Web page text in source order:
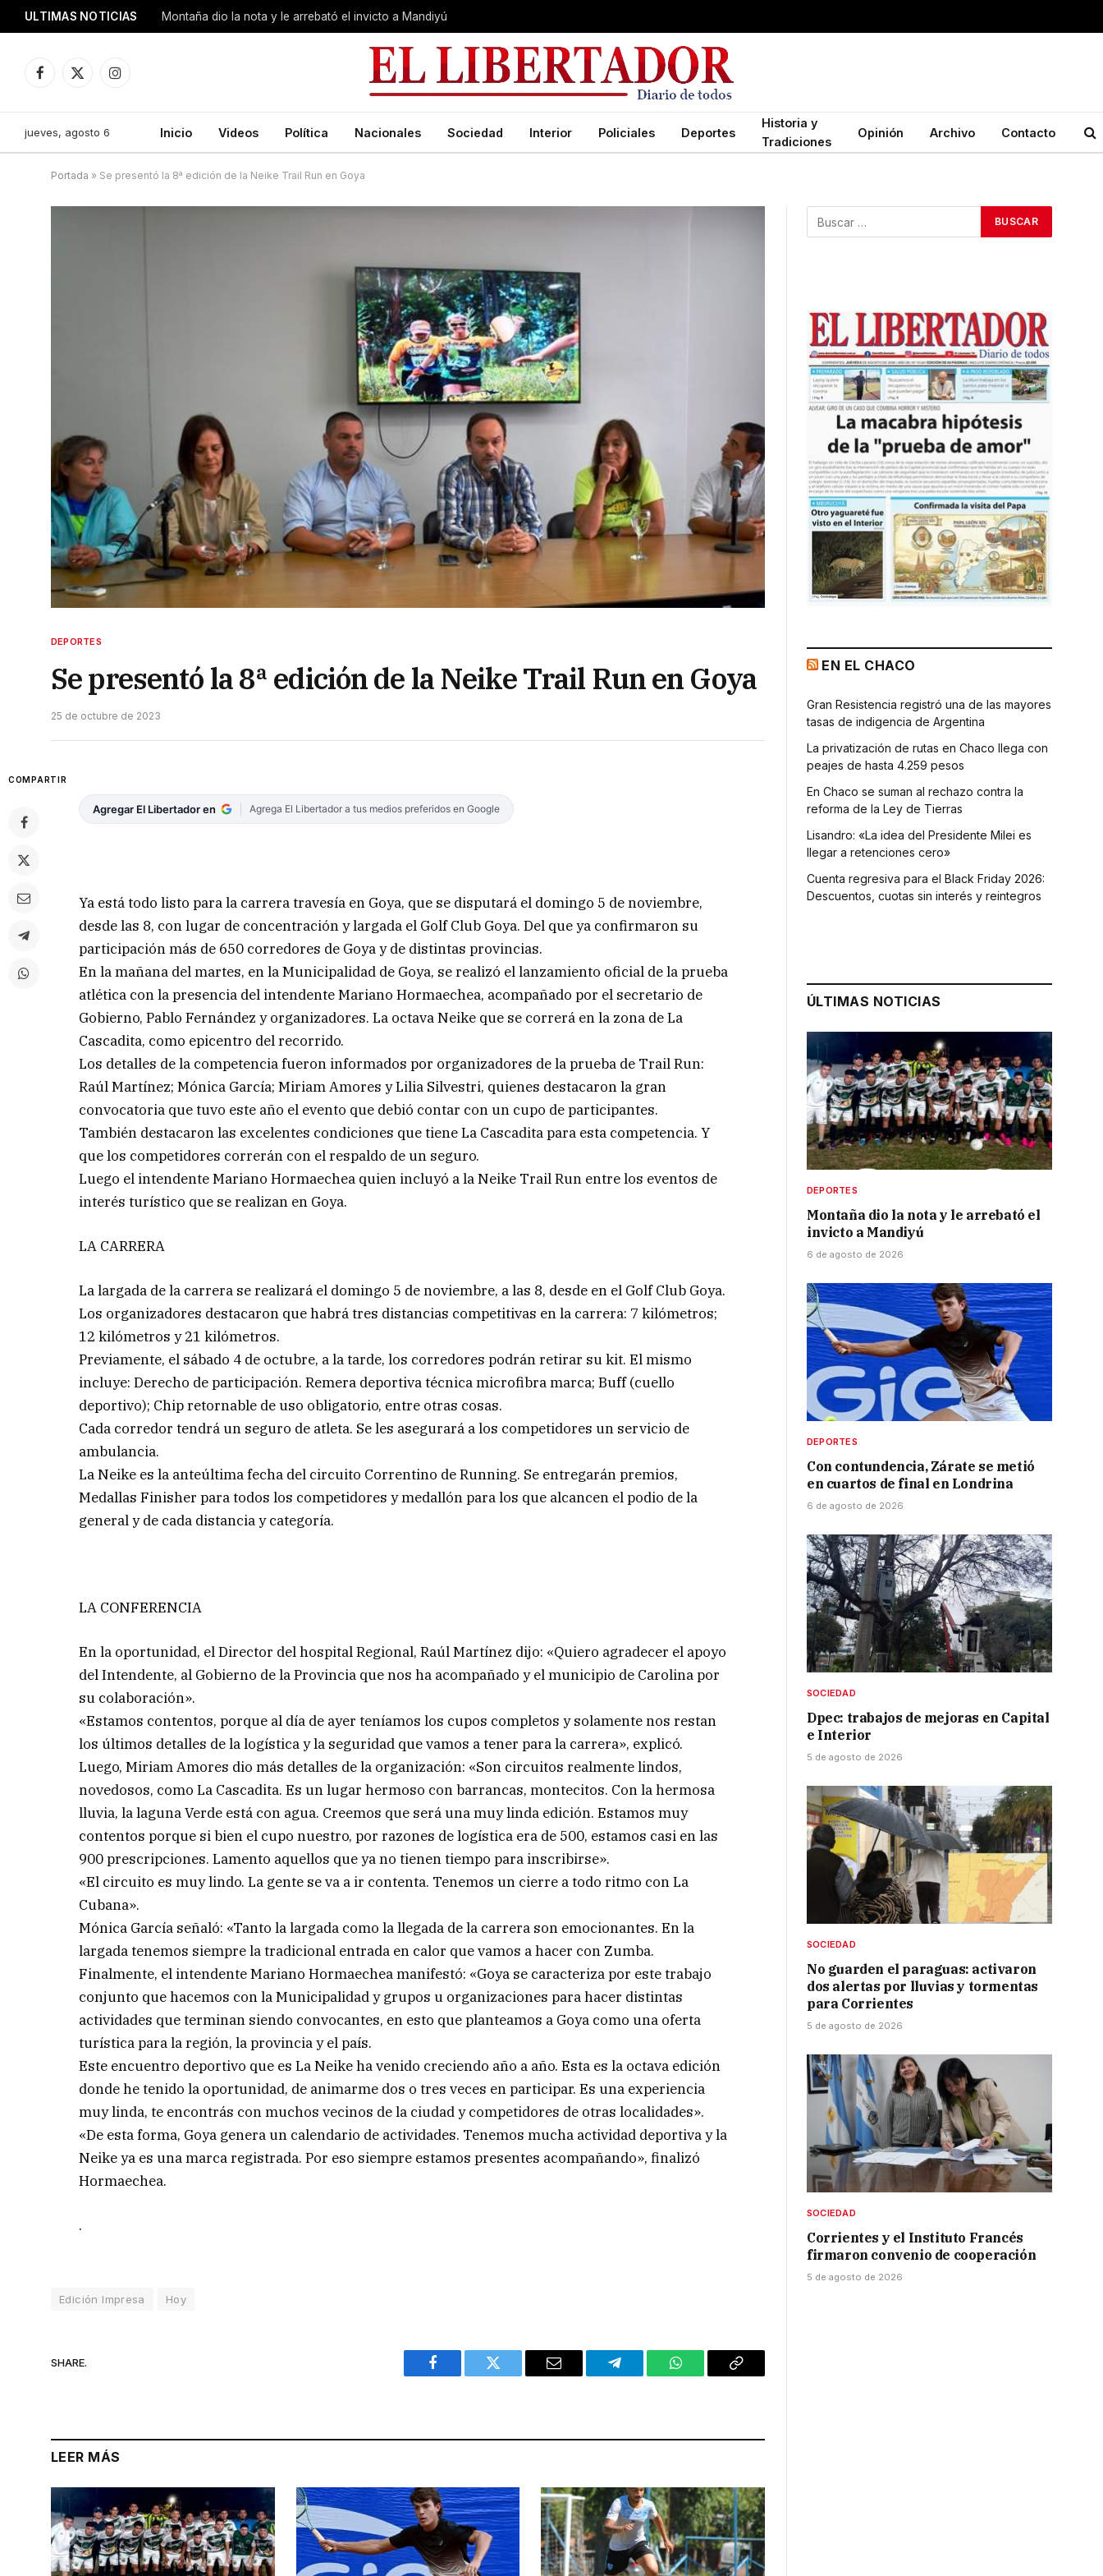
ULTIMAS NOTICIAS Montaña dio la nota y le arrebató el invicto a Mandiyú
Facebook
X
Instagram
jueves, agosto 6 Inicio Videos Política Nacionales Sociedad Interior Policiales Deportes
Historia y
Tradiciones
Opinión Archivo Contacto
Portada » Se presentó la 8ª edición de la Neike Trail Run en Goya
DEPORTES
Se presentó la 8ª edición de la Neike Trail Run en Goya
25 de octubre de 2023
COMPARTIR
Agregar El Libertador en Agrega El Libertador a tus medios preferidos en Google
Ya está todo listo para la carrera travesía en Goya, que se disputará el domingo 5 de noviembre,
desde las 8, con lugar de concentración y largada el Golf Club Goya. Del que ya confirmaron su
participación más de 650 corredores de Goya y de distintas provincias.
En la mañana del martes, en la Municipalidad de Goya, se realizó el lanzamiento oficial de la prueba
atlética con la presencia del intendente Mariano Hormaechea, acompañado por el secretario de
Gobierno, Pablo Fernández y organizadores. La octava Neike que se correrá en la zona de La
Cascadita, como epicentro del recorrido.
Los detalles de la competencia fueron informados por organizadores de la prueba de Trail Run:
Raúl Martínez; Mónica García; Miriam Amores y Lilia Silvestri, quienes destacaron la gran
convocatoria que tuvo este año el evento que debió contar con un cupo de participantes.
También destacaron las excelentes condiciones que tiene La Cascadita para esta competencia. Y
que los competidores correrán con el respaldo de un seguro.
Luego el intendente Mariano Hormaechea quien incluyó a la Neike Trail Run entre los eventos de
interés turístico que se realizan en Goya.
LA CARRERA
La largada de la carrera se realizará el domingo 5 de noviembre, a las 8, desde en el Golf Club Goya.
Los organizadores destacaron que habrá tres distancias competitivas en la carrera: 7 kilómetros;
12 kilómetros y 21 kilómetros.
Previamente, el sábado 4 de octubre, a la tarde, los corredores podrán retirar su kit. El mismo
incluye: Derecho de participación. Remera deportiva técnica microfibra marca; Buff (cuello
deportivo); Chip retornable de uso obligatorio, entre otras cosas.
Cada corredor tendrá un seguro de atleta. Se les asegurará a los competidores un servicio de
ambulancia.
La Neike es la anteúltima fecha del circuito Correntino de Running. Se entregarán premios,
Medallas Finisher para todos los competidores y medallón para los que alcancen el podio de la
general y de cada distancia y categoría.
LA CONFERENCIA
En la oportunidad, el Director del hospital Regional, Raúl Martínez dijo: «Quiero agradecer el apoyo
del Intendente, al Gobierno de la Provincia que nos ha acompañado y el municipio de Carolina por
su colaboración».
«Estamos contentos, porque al día de ayer teníamos los cupos completos y solamente nos restan
los últimos detalles de la logística y la seguridad que vamos a tener para la carrera», explicó.
Luego, Miriam Amores dio más detalles de la organización: «Son circuitos realmente lindos,
novedosos, como La Cascadita. Es un lugar hermoso con barrancas, montecitos. Con la hermosa
lluvia, la laguna Verde está con agua. Creemos que será una muy linda edición. Estamos muy
contentos porque si bien el cupo nuestro, por razones de logística era de 500, estamos casi en las
900 prescripciones. Lamento aquellos que ya no tienen tiempo para inscribirse».
«El circuito es muy lindo. La gente se va a ir contenta. Tenemos un cierre a todo ritmo con La
Cubana».
Mónica García señaló: «Tanto la largada como la llegada de la carrera son emocionantes. En la
largada tenemos siempre la tradicional entrada en calor que vamos a hacer con Zumba.
Finalmente, el intendente Mariano Hormaechea manifestó: «Goya se caracteriza por este trabajo
conjunto que hacemos con la Municipalidad y grupos u organizaciones para hacer distintas
actividades que terminan siendo convocantes, en esto que planteamos a Goya como una oferta
turística para la región, la provincia y el país.
Este encuentro deportivo que es La Neike ha venido creciendo año a año. Esta es la octava edición
donde he tenido la oportunidad, de animarme dos o tres veces en participar. Es una experiencia
muy linda, te encontrás con muchos vecinos de la ciudad y competidores de otras localidades».
«De esta forma, Goya genera un calendario de actividades. Tenemos mucha actividad deportiva y la
Neike ya es una marca registrada. Por eso siempre estamos presentes acompañando», finalizó
Hormaechea.
.
Edición Impresa Hoy
SHARE.
Facebook Twitter Email Telegram WhatsAppCopy
LEER MÁS
EN EL CHACO
Gran Resistencia registró una de las mayores
tasas de indigencia de Argentina
La privatización de rutas en Chaco llega con
peajes de hasta 4.259 pesos
En Chaco se suman al rechazo contra la
reforma de la Ley de Tierras
Lisandro: «La idea del Presidente Milei es
llegar a retenciones cero»
Cuenta regresiva para el Black Friday 2026:
Descuentos, cuotas sin interés y reintegros
ÚLTIMAS NOTICIAS
DEPORTES
Montaña dio la nota y le arrebató el
invicto a Mandiyú
6 de agosto de 2026
DEPORTES
Con contundencia, Zárate se metió
en cuartos de final en Londrina
6 de agosto de 2026
SOCIEDAD
Dpec: trabajos de mejoras en Capital
e Interior
5 de agosto de 2026
SOCIEDAD
No guarden el paraguas: activaron
dos alertas por lluvias y tormentas
para Corrientes
5 de agosto de 2026
SOCIEDAD
Corrientes y el Instituto Francés
firmaron convenio de cooperación
5 de agosto de 2026